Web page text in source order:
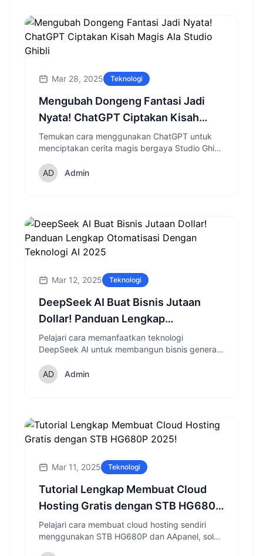
Mar 28, 2025 Teknologi
Mengubah Dongeng Fantasi Jadi
Nyata! ChatGPT Ciptakan Kisah
Magis Ala Studio Ghibli
Temukan cara menggunakan ChatGPT untuk
menciptakan cerita magis bergaya Studio Ghibli
sentuhan kecerdasan buatan modern.
Admin
Mar 12, 2025 Teknologi
DeepSeek AI Buat Bisnis Jutaan
Dollar! Panduan Lengkap
Otomatisasi Dengan Teknologi AI
2025
Pelajari cara memanfaatkan teknologi
DeepSeek AI untuk membangun bisnis generasi
panduan lengkap strategi konversi tinggi.
Admin
Mar 11, 2025 Teknologi
Tutorial Lengkap Membuat Cloud
Hosting Gratis dengan STB HG680P
2025!
Pelajari cara membuat cloud hosting sendiri
menggunakan STB HG680P dan AApanel, solusi